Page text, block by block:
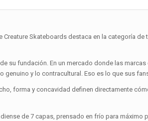
Creature Skateboards destaca en la categoría de
su fundación. En un mercado donde las
genuino y lo contracultural. Eso es lo que sus
forma y concavidad definen directamente
de 7 capas, prensado en frío para máximo